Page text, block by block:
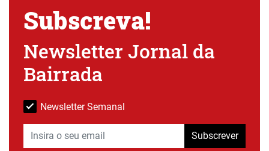
Subscreva!
Newsletter Jornal da
Bairrada
Newsletter Semanal
Subscrever